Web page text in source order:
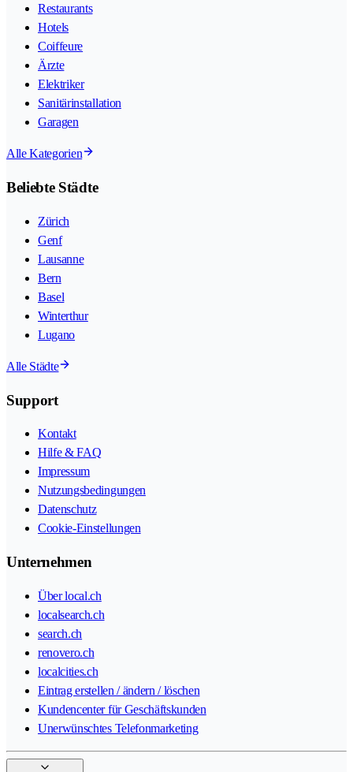
Restaurants
Hotels
Coiffeure
Ärzte
Elektriker
Sanitärinstallation
Garagen
Alle Kategorien
Beliebte Städte
Zürich
Genf
Lausanne
Bern
Basel
Winterthur
Lugano
Alle Städte
Support
Kontakt
Hilfe & FAQ
Impressum
Nutzungsbedingungen
Datenschutz
Cookie-Einstellungen
Unternehmen
Über local.ch
localsearch.ch
search.ch
renovero.ch
localcities.ch
Eintrag erstellen / ändern / löschen
Kundencenter für Geschäftskunden
Unerwünschtes Telefonmarketing